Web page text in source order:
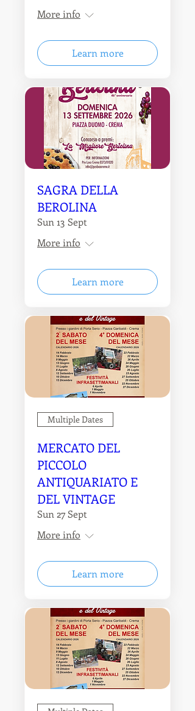
More info
Learn more
SAGRA DELLA
BEROLINA
Sun 13 Sept
More info
Learn more
Multiple Dates
MERCATO DEL
PICCOLO
ANTIQUARIATO E
DEL VINTAGE
Sun 27 Sept
More info
Learn more